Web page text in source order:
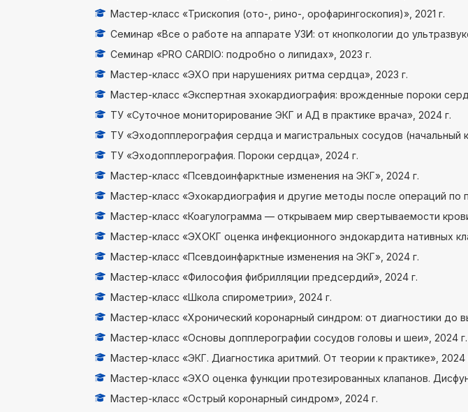
Мастер-класс «Трископия (ото-, рино-, орофарингоскопия)», 2021 г.
Семинар «Все о работе на аппарате УЗИ: от кнопкологии до
Семинар «PRO CARDIO: подробно о липидах», 2023 г.
Мастер-класс «ЭХО при нарушениях ритма сердца», 2023 г.
Мастер-класс «Экспертная эхокардиография: врожденные пороки
ТУ «Суточное мониторирование ЭКГ и АД в практике врача», 2024 г.
ТУ «Эходопплерография сердца и магистральных сосудов (начальный
ТУ «Эходопплерография. Пороки сердца», 2024 г.
Мастер-класс «Псевдоинфарктные изменения на ЭКГ», 2024 г.
Мастер-класс «Эхокардиография и другие методы после операций
Мастер-класс «Коагулограмма — открываем мир свертываемости
Мастер-класс «ЭХОКГ оценка инфекционного эндокардита нативных
Мастер-класс «Псевдоинфарктные изменения на ЭКГ», 2024 г.
Мастер-класс «Философия фибрилляции предсердий», 2024 г.
Мастер-класс «Школа спирометрии», 2024 г.
Мастер-класс «Хронический коронарный синдром: от диагностики до
Мастер-класс «Основы допплерографии сосудов головы и шеи», 2024 г.
Мастер-класс «ЭКГ. Диагностика аритмий. От теории к практике», 2024
Мастер-класс «ЭХО оценка функции протезированных клапанов.
Мастер-класс «Острый коронарный синдром», 2024 г.